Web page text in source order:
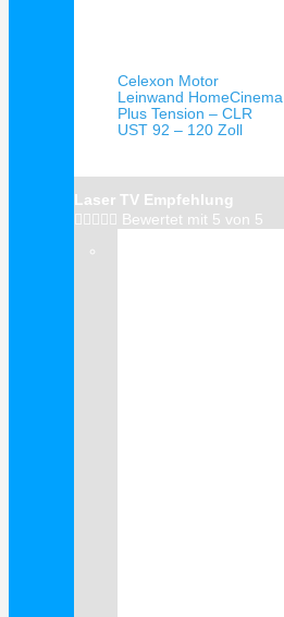
Celexon Motor
Leinwand HomeCinema
Plus Tension – CLR
UST 92 – 120 Zoll
Laser TV Empfehlung
     Bewertet mit 5 von 5